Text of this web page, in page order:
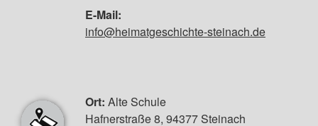
E-Mail:
info@heimatgeschichte-steinach.de
Ort: Alte Schule
Hafnerstraße 8, 94377 Steinach